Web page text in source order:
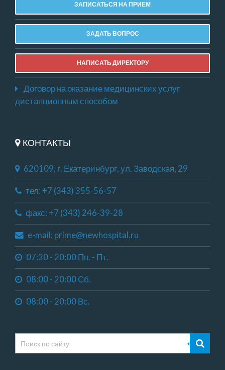
ЗАПИСАТЬСЯ НА ПРИЕМ
ЗАДАТЬ ВОПРОС
НАПИСАТЬ ДИРЕКТОРУ
Договор на оказание медицинских услуг
дистанционным способом
КОНТАКТЫ
620109, г. Екатеринбург, ул. Заводская, 29
тел: +7 (343) 355-56-57
факс: +7 (343) 246-39-28
e-mail: prime@newhospital.ru
07:30 - 20:00 Пн. - Пт.
08:00 - 20:00 Сб.
08:00 - 20:00 Вс.